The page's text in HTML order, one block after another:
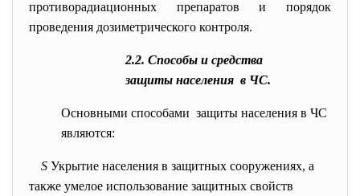
противорадиационных препаратов и порядок
проведения дозиметрического контроля.
2.2. Способы и средства
защиты населения в ЧС.
Основными способами защиты населения в ЧС
являются:
S Укрытие населения в защитных сооружениях, а
также умелое использование защитных свойств